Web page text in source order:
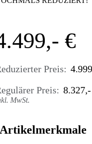
Preis: 4.999
Preis: 8.327
MwSt.
Artikelmerkmale